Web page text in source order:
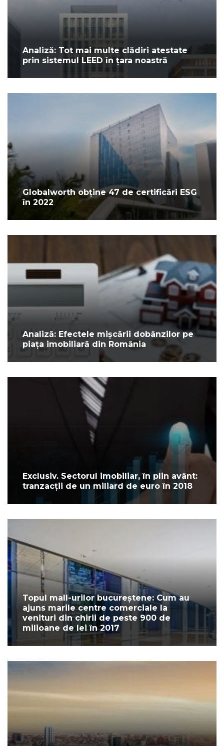
Analiză: Tot mai multe clădiri atestate
prin sistemul LEED în țara noastră
Globalworth obține 47 de certificări ESG
în 2022
Analiză: Efectele mișcării dobânzilor pe
piața imobiliară din România
Exclusiv. Sectorul imobiliar, în plin avânt:
tranzacții de un miliard de euro în 2018
Topul mall-urilor bucureștene: Cum au
ajuns marile centre comerciale la
venituri din chirii de peste 900 de
milioane de lei în 2017